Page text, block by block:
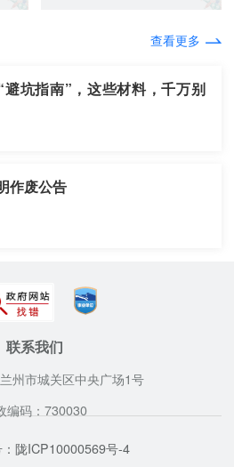
查看更多
坑指南”，这些材料，千万别
作废公告
联系我们
州市城关区中央广场1号
编码：730030
陇ICP10000569号-4